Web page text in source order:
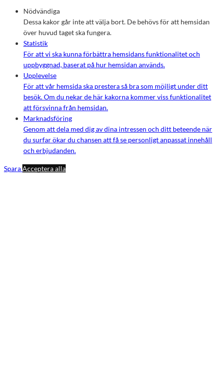
Nödvändiga
Dessa kakor går inte att välja bort. De behövs för att hemsidan
över huvud taget ska fungera.
Statistik
För att vi ska kunna förbättra hemsidans funktionalitet och
uppbyggnad, baserat på hur hemsidan används.
Upplevelse
För att vår hemsida ska prestera så bra som möjligt under ditt
besök. Om du nekar de här kakorna kommer viss funktionalitet
att försvinna från hemsidan.
Marknadsföring
Genom att dela med dig av dina intressen och ditt beteende när
du surfar ökar du chansen att få se personligt anpassat innehåll
och erbjudanden.
SparaAcceptera alla